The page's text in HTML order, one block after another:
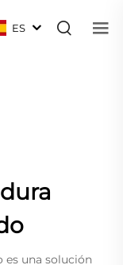
ES
es una solución